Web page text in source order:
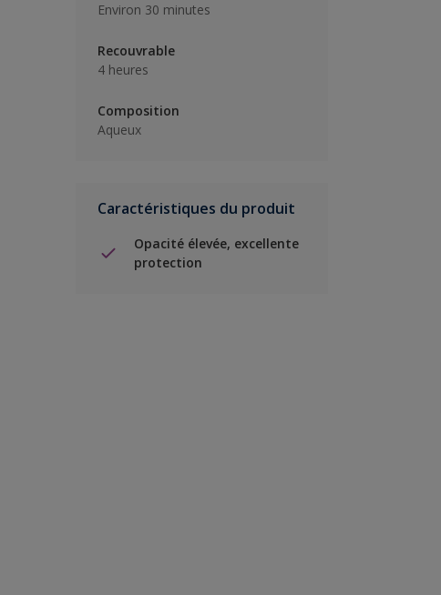
Environ 30 minutes
Recouvrable
4 heures
Composition
Aqueux
Caractéristiques du produit
Opacité élevée, excellente
protection